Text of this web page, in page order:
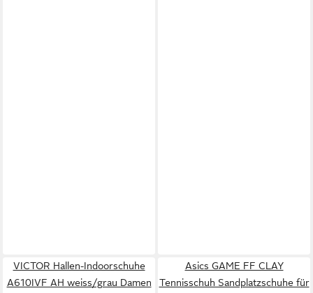
VICTOR Hallen-Indoorschuhe
A610IVF AH weiss/grau Damen
Asics GAME FF CLAY
Tennisschuh Sandplatzschuhe für